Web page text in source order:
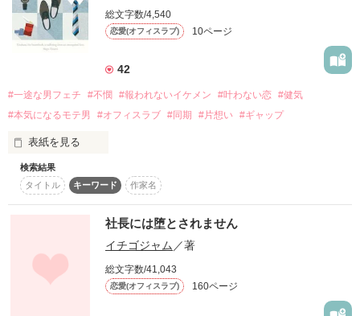
*****
感想ありがとうございます
妃芽乃様
ジャンル別ランキング
2015/11/25→23位
変えて·····みようと······
読んで頂けましたら
つまらない、面白くない
と、思われましたら
宜しくお願い致します。
⭕読み直してみたら
自分にしかわからない書き方を
していると思い、修正しました。
それでも？と、思われましたら
すみません。(2026年5月28日)
※※Mamo※※で、ございました。
総文字数/4,540
恋愛(オフィスラブ) 10ページ
42
#一途な男フェチ #不憫 #報われないイケメン #叶わない恋 #健気
#本気になるモテ男
#オフィスラブ #同期 #片想い #ギャップ
表紙を見る
社内で１、２を争うモテ男の北原は
三つ上の吉野先輩に初めて本気の恋をして
報われない片想いをしている
その恋模様を観察するのが私の生きがいだ
検索結果
タイトル
キーワード 作家名
社長には堕とされません
イチゴジャム ／著
総文字数/41,043
恋愛(オフィスラブ) 160ページ